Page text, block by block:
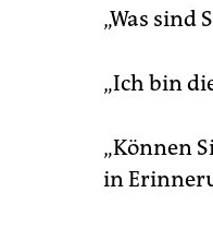
„Was sind
„Ich bin
„Können
in